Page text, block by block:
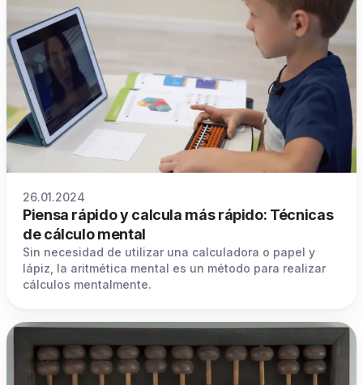
26.01.2024
Piensa rápido y calcula más rápido: Técnicas
de cálculo mental
Sin necesidad de utilizar una calculadora o papel y
lápiz, la aritmética mental es un método para realizar
cálculos mentalmente.